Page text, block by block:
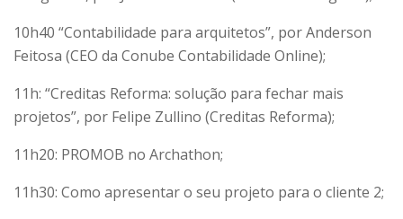
10h40 “Contabilidade para arquitetos”, por Anderson
Feitosa (CEO da Conube Contabilidade Online);
11h: “Creditas Reforma: solução para fechar mais
projetos”, por Felipe Zullino (Creditas Reforma);
11h20: PROMOB no Archathon;
11h30: Como apresentar o seu projeto para o cliente 2;